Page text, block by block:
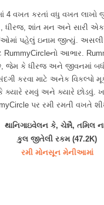
4 વખત કરતાં વધુ વખત લાખો
શાંત મન અને સારી
પહેલું ઇનામ જીત્યું.
RummyCircleનો આભાર.
જેમ કે ધીરજ અને જીવનમાં
કરવા માટે અનેક વિકલ્પો
રમવું અને ક્યારે છોડવું.
પર રમી રમતી વખતે
થાનિગાઇવેલન કે, ચેન્નૈ, તમિલ
કુલ જીતેલી રકમ (47.2K)
રમી મોનસૂન મેનીઆમાં